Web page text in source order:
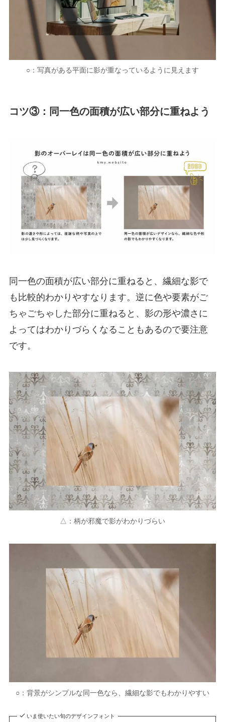
○：写真がある平面に影が重なっているように見えます
コツ③：同一色の面積が広い部分に重ねよう
同一色の面積が広い部分に重ねると、繊細な影で
も比較的わかりやすなります。逆に色や要素がご
ちゃごちゃした部分に重ねると、影の形や濃さに
よってはわかりづらくなることもあるので要注意
です。
△：柄が邪魔で影がわかりづらい
○：背景がシンプルな同一色なら、繊細な影でもわかりやすい
いま使いたい旬のデザインフォント